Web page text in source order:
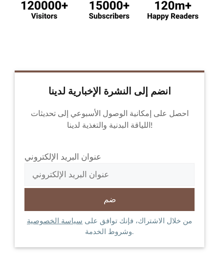
انضم إلى النشرة الإخبارية لدينا
احصل على إمكانية الوصول الأسبوعي إلى تحديثات
اللياقة البدنية والتغذية لدينا!
عنوان البريد الإلكتروني
من خلال الاشتراك، فإنك توافق على سياسة الخصوصية
وشروط الخدمة.